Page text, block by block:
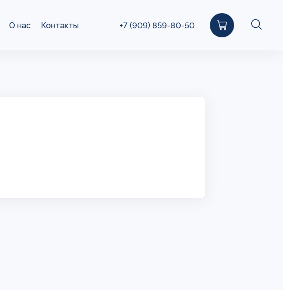
О нас Контакты +7 (909) 859-80-50